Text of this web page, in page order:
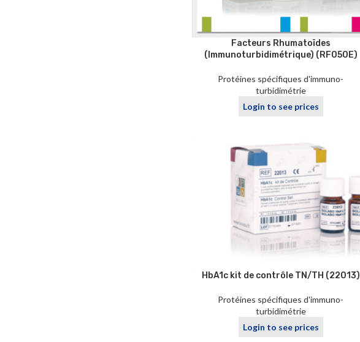
Facteurs Rhumatoïdes
(Immunoturbidimétrique) (RF050E)
Protéines spécifiques d'immuno-
turbidimétrie
Login to see prices
HbA1c kit de contrôle TN/TH (22013)
Protéines spécifiques d'immuno-
turbidimétrie
Login to see prices